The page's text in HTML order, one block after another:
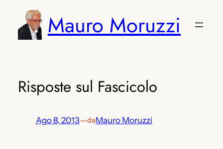
contenuto
Mauro Moruzzi
Risposte sul Fascicolo
Ago 8, 2013—daMauro Moruzzi